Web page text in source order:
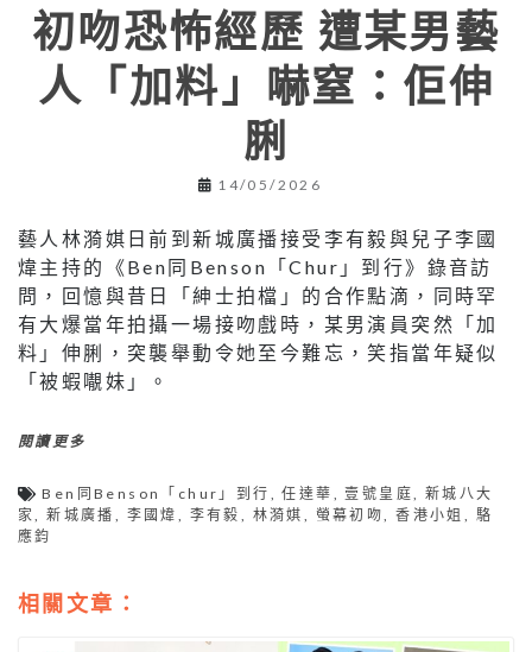
初吻恐怖經歷 遭某男藝
人「加料」嚇窒：佢伸
脷
14/05/2026
藝人林漪娸日前到新城廣播接受李有毅與兒子李國
煒主持的《Ben同Benson「Chur」到行》錄音訪
問，回憶與昔日「紳士拍檔」的合作點滴，同時罕
有大爆當年拍攝一場接吻戲時，某男演員突然「加
料」伸脷，突襲舉動令她至今難忘，笑指當年疑似
「被蝦𡃁妹」。
閱讀更多
Ben同Benson「chur」到行 ,任達華 ,壹號皇庭, 新城八大
家,新城廣播 , 李國煒 , 李有毅 , 林漪娸 , 螢幕初吻,香港小姐 , 駱
應鈞
相關文章：